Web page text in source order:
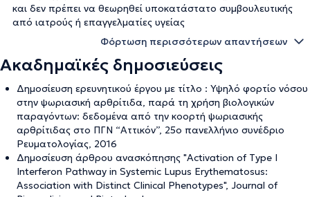
και δεν πρέπει να θεωρηθεί υποκατάστατο συμβουλευτικής
από ιατρούς ή επαγγελματίες υγείας
Φόρτωση περισσότερων απαντήσεων
Ακαδημαϊκές δημοσιεύσεις
Δημοσίευση ερευνητικού έργου με τίτλο : Υψηλό φορτίο νόσου
στην ψωριασική αρθρίτιδα, παρά τη χρήση βιολογικών
παραγόντων: δεδομένα από την κοορτή ψωριασικής
αρθρίτιδας στο ΠΓΝ “Αττικόν”, 25ο πανελλήνιο συνέδριο
Ρευματολογίας, 2016
Δημοσίευση άρθρου ανασκόπησης "Activation of Type I
Interferon Pathway in Systemic Lupus Erythematosus:
Association with Distinct Clinical Phenotypes", Journal of